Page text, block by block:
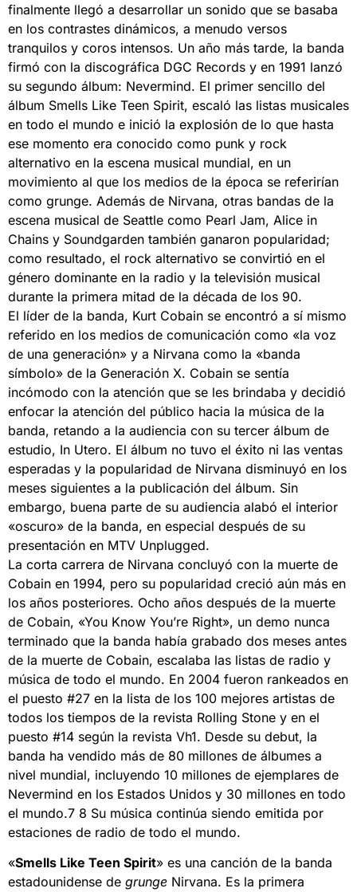
finalmente llegó a desarrollar un sonido que se basaba
en los contrastes dinámicos, a menudo versos
tranquilos y coros intensos. Un año más tarde, la banda
firmó con la discográfica DGC Records y en 1991 lanzó
su segundo álbum: Nevermind. El primer sencillo del
álbum Smells Like Teen Spirit, escaló las listas musicales
en todo el mundo e inició la explosión de lo que hasta
ese momento era conocido como punk y rock
alternativo en la escena musical mundial, en un
movimiento al que los medios de la época se referirían
como grunge. Además de Nirvana, otras bandas de la
escena musical de Seattle como Pearl Jam, Alice in
Chains y Soundgarden también ganaron popularidad;
como resultado, el rock alternativo se convirtió en el
género dominante en la radio y la televisión musical
durante la primera mitad de la década de los 90.
El líder de la banda, Kurt Cobain se encontró a sí mismo
referido en los medios de comunicación como «la voz
de una generación» y a Nirvana como la «banda
símbolo» de la Generación X. Cobain se sentía
incómodo con la atención que se les brindaba y decidió
enfocar la atención del público hacia la música de la
banda, retando a la audiencia con su tercer álbum de
estudio, In Utero. El álbum no tuvo el éxito ni las ventas
esperadas y la popularidad de Nirvana disminuyó en los
meses siguientes a la publicación del álbum. Sin
embargo, buena parte de su audiencia alabó el interior
«oscuro» de la banda, en especial después de su
presentación en MTV Unplugged.
La corta carrera de Nirvana concluyó con la muerte de
Cobain en 1994, pero su popularidad creció aún más en
los años posteriores. Ocho años después de la muerte
de Cobain, «You Know You’re Right», un demo nunca
terminado que la banda había grabado dos meses antes
de la muerte de Cobain, escalaba las listas de radio y
música de todo el mundo. En 2004 fueron rankeados en
el puesto #27 en la lista de los 100 mejores artistas de
todos los tiempos de la revista Rolling Stone y en el
puesto #14 según la revista Vh1. Desde su debut, la
banda ha vendido más de 80 millones de álbumes a
nivel mundial, incluyendo 10 millones de ejemplares de
Nevermind en los Estados Unidos y 30 millones en todo
el mundo.7 8 Su música continúa siendo emitida por
estaciones de radio de todo el mundo.
«Smells Like Teen Spirit» es una canción de la banda
estadounidense de grunge Nirvana. Es la primera